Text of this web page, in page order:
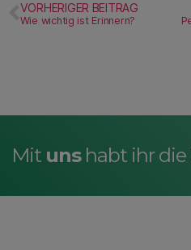
VORHERIGER BEITRAG
Wie wichtig ist Erinnern?
Mit unshabt ihr die